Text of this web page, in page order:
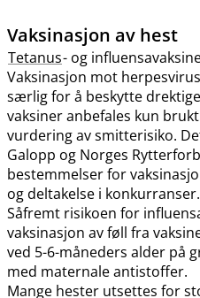
Vaksinasjon av hest
Tetanus- og
Vaksinasjon mot
særlig for å beskytte
vaksiner anbefales kun
vurdering av smitterisiko.
Galopp og Norges
bestemmelser for
og deltakelse i konkurranser.
Såfremt risikoen for
vaksinasjon av føll fra
ved 5-6-måneders alder på
med maternale antistoffer.
Mange hester utsettes for